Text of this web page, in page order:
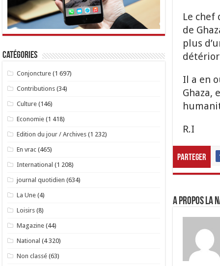
Le
de
plus
Il a en
Ghaza,
R.I
Parteger
A propos LA
Catégories
Conjoncture (1 697)
Contributions (34)
Culture (146)
Economie (1 418)
Edition du jour / Archives (1 232)
En vrac (465)
International (1 208)
journal quotidien (634)
La Une (4)
Loisirs (8)
Magazine (44)
National (4 320)
Non classé (63)